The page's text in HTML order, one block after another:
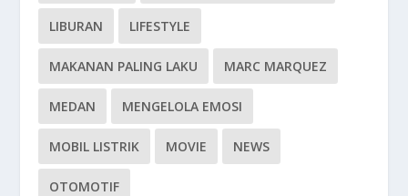
LIBURAN LIFESTYLE
MAKANAN PALING LAKU MARC MARQUEZ
MEDAN MENGELOLA EMOSI
MOBIL LISTRIK MOVIE NEWS
OTOMOTIF